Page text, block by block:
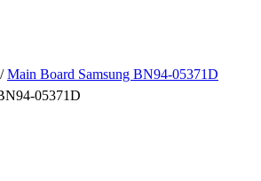
/ Main Board Samsung BN94-05371D
05371D